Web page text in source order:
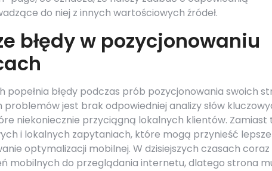
do niej z innych wartościowych źródeł.
błędy w pozycjonowaniu
popełnia błędy podczas prób pozycjonowania swoich
jest brak odpowiedniej analizy słów
niekoniecznie przyciągną lokalnych klientów. Zamiast
i lokalnych zapytaniach, które mogą przynieść lepsze
optymalizacji mobilnej. W dzisiejszych czasach coraz
mobilnych do przeglądania internetu, dlatego strona